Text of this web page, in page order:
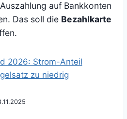
auf Bankkonten
Das soll die Bezahlkarte